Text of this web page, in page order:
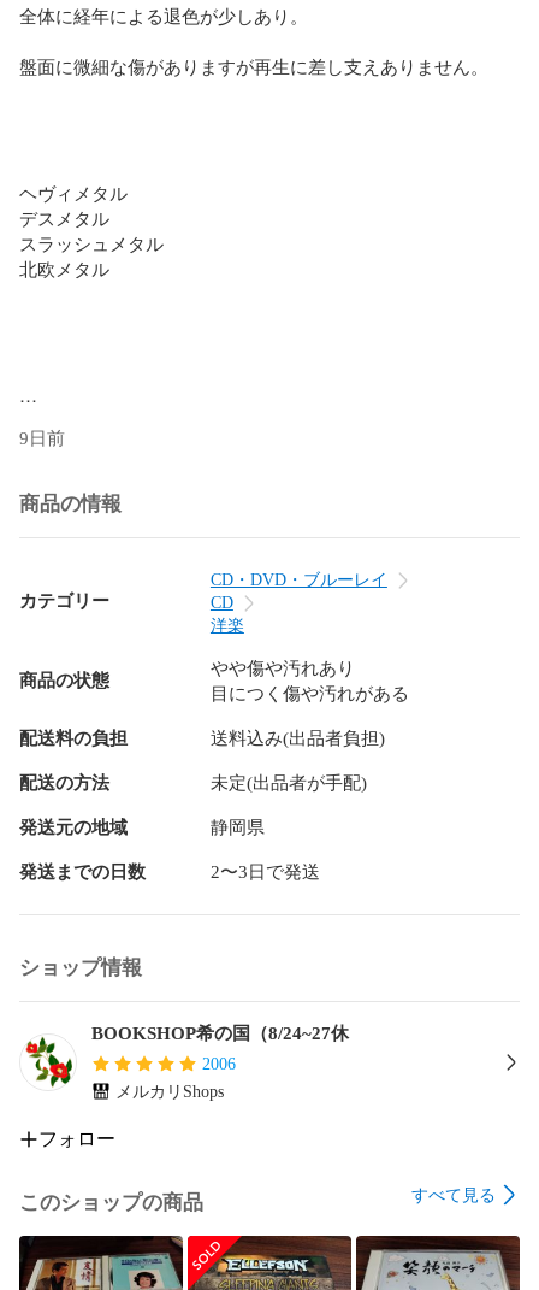
全体に経年による退色が少しあり。
盤面に微細な傷がありますが再生に差し支えありません。
ヘヴィメタル
デスメタル
スラッシュメタル
北欧メタル
9日前
商品の情報
カテゴリー
CD・DVD・ブルーレイ
CD
洋楽
商品の状態
やや傷や汚れあり
目につく傷や汚れがある
配送料の負担 送料込み(出品者負担)
配送の方法 未定(出品者が手配)
発送元の地域 静岡県
発送までの日数 2〜3日で発送
ショップ情報
BOOKSHOP希の国（8/24~27休
2006
メルカリShops
フォロー
このショップの商品 すべて見る